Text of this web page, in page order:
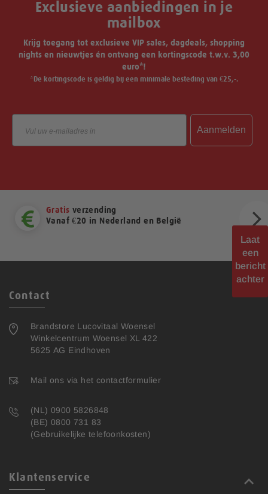
Exclusieve aanbiedingen in je
mailbox
Krijg toegang tot exclusieve VIP sales, dagdeals, shopping
nights en nieuwtjes én ontvang een kortingscode t.w.v. 3,00
euro*!
*De kortingscode is geldig bij een minimale besteding van €25,-.
Email
Aanmelden
Gratis verzending
Vanaf €20 in Nederland en België
Contact
Brandstore Lucovitaal Woensel
Winkelcentrum Woensel XL 422
5625 AG Eindhoven
Mail ons via het contactformulier
(NL) 0900 5826848
(BE) 0800 731 83
(Gebruikelijke telefoonkosten)
Klantenservice
Laat
een
bericht
achter